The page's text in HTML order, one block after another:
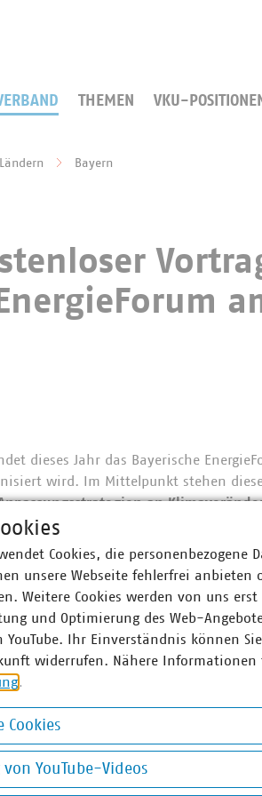
THEMEN VKU-
Bayern
dieses Jahr das Bayerische
wird. Im Mittelpunkt stehen
an
den bayerischen VKU-Mitgliedern
ein Projekt zu den Themen
Vortragsslot schreiben Sie mir bitte
served-Prinzip.
Bayerischen EnergieForum sowie
Cookies, die
unsere Webseite fehlerfrei anbieten
Weitere Cookies werden von uns
und Optimierung des Web-
YouTube. Ihr Einverständnis können
widerrufen. Nähere Informationen
.
Cookies
von YouTube-Videos
YouTube-Videos